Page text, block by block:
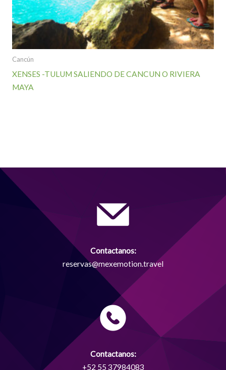
Cancún
XENSES -TULUM SALIENDO DE CANCUN O RIVIERA
MAYA
Contactanos:
reservas@mexemotion.travel
Contactanos:
+52 55 37984083